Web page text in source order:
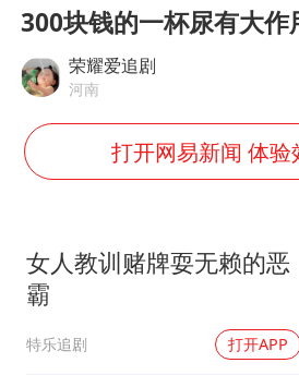
U17国足1分
吉林一“温
300块钱的一杯尿有大作
荣耀爱追剧
河南
打开网易新闻 体验
女人教训赌牌耍无赖的恶
霸
特乐追剧 打开APP